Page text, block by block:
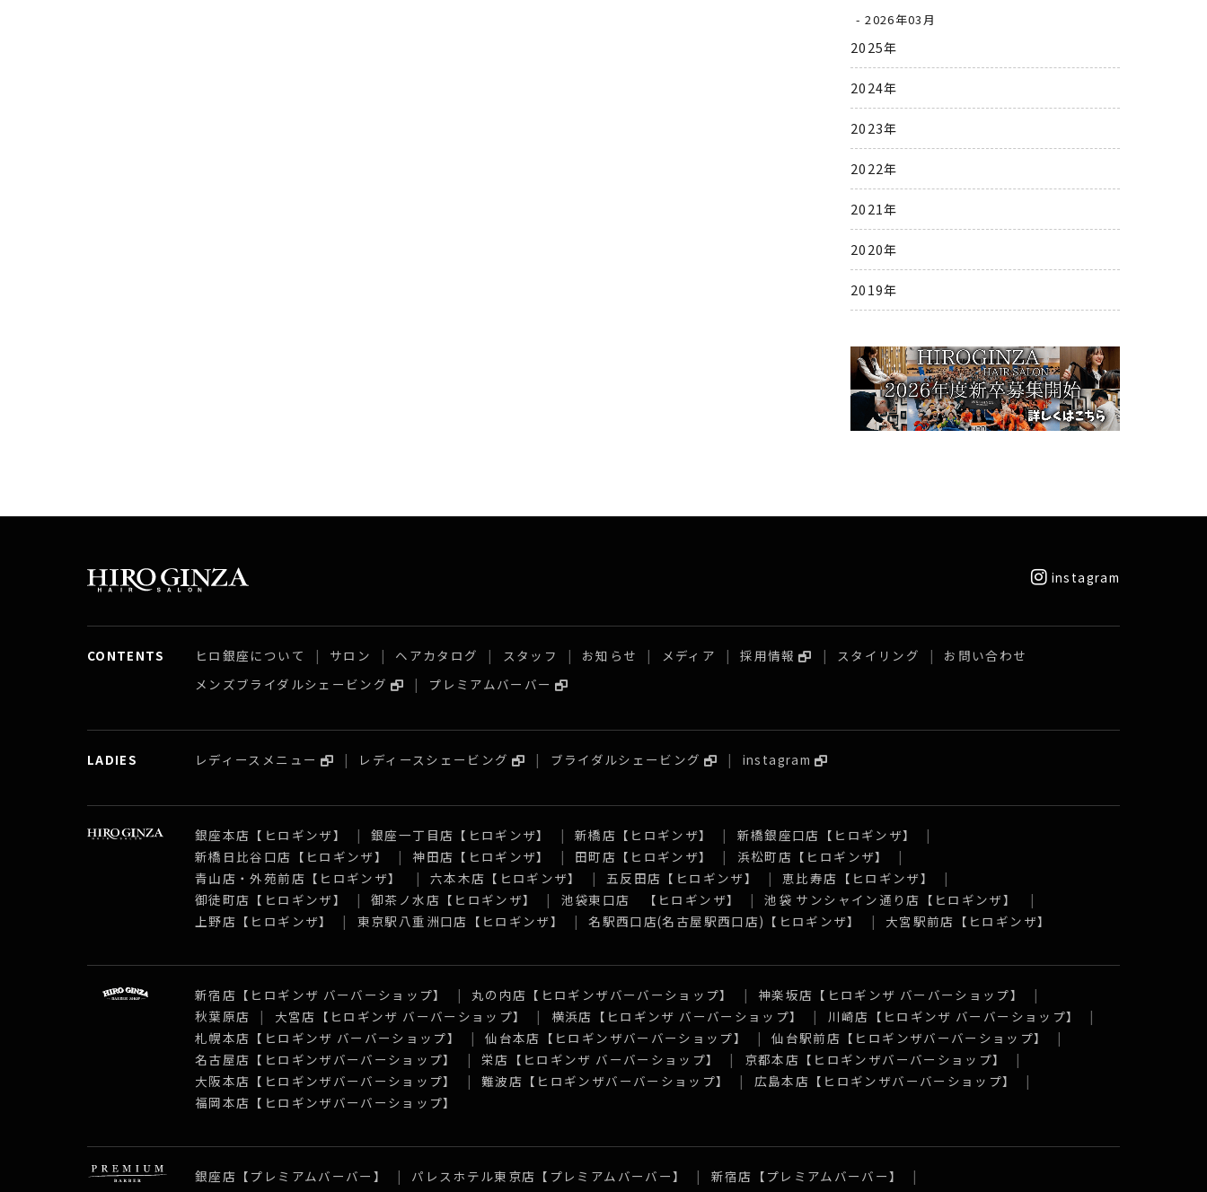
2026年03月
2025年
2024年
2023年
2022年
2021年
2020年
2019年
instagram
CONTENTS ヒロ銀座について サロン ヘアカタログ スタッフ お知らせ メディア 採用情報 スタイリング
お問い合わせ
メンズブライダルシェービング
プレミアムバーバー
LADIES レディースメニュー レディースシェービング ブライダルシェービング instagram
銀座本店【ヒロギンザ】 銀座一丁目店【ヒロギンザ】 新橋店【ヒロギンザ】
新橋銀座口店【ヒロギンザ】
新橋日比谷口店【ヒロギンザ】
神田店【ヒロギンザ】 田町店【ヒロギンザ】
浜松町店【ヒロギンザ】
青山店・外苑前店【ヒロギンザ】
六本木店【ヒロギンザ】 五反田店【ヒロギンザ】
恵比寿店【ヒロギンザ】
御徒町店【ヒロギンザ】
御茶ノ水店【ヒロギンザ】 池袋東口店 【ヒロギンザ】
池袋 サンシャイン通り店【ヒロギンザ】
上野店【ヒロギンザ】
東京駅八重洲口店【ヒロギンザ】 名駅西口店(名古屋駅西口店)【ヒロギンザ】 大宮駅前店【ヒロギンザ】
新宿店【ヒロギンザ バーバーショップ】 丸の内店【ヒロギンザバーバーショップ】
神楽坂店【ヒロギンザ バーバーショップ】
秋葉原店
大宮店【ヒロギンザ バーバーショップ】 横浜店【ヒロギンザ バーバーショップ】
川崎店【ヒロギンザ バーバーショップ】
札幌本店【ヒロギンザ バーバーショップ】
仙台本店【ヒロギンザバーバーショップ】
仙台駅前店【ヒロギンザバーバーショップ】
名古屋店【ヒロギンザバーバーショップ】
栄店【ヒロギンザ バーバーショップ】
京都本店【ヒロギンザバーバーショップ】
大阪本店【ヒロギンザバーバーショップ】
難波店【ヒロギンザバーバーショップ】
広島本店【ヒロギンザバーバーショップ】
福岡本店【ヒロギンザバーバーショップ】
銀座店【プレミアムバーバー】 パレスホテル東京店【プレミアムバーバー】
新宿店【プレミアムバーバー】